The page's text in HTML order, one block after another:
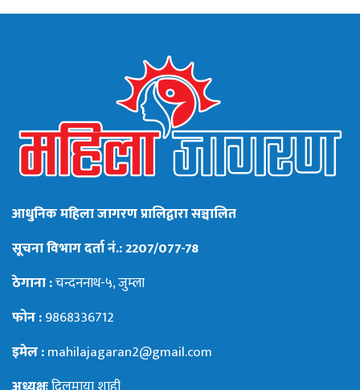
आधुनिक महिला जागरण प्रालिद्वारा सञ्चालित
सूचना विभाग दर्ता नं.: 2207/077-78
ठेगाना :चन्दननाथ-५, जुम्ला
फोन :9868336712
इमेल :mahilajagaran2@gmail.com